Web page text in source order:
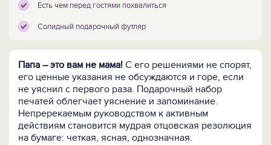
Есть чем перед гостями похвалиться
Солидный подарочный футляр
Папа – это вам не мама! С его решениями не спорят,
его ценные указания не обсуждаются и горе, если
не уяснил с первого раза. Подарочный набор
печатей облегчает уяснение и запоминание.
Непререкаемым руководством к активным
действиям становится мудрая отцовская резолюция
на бумаге: четкая, ясная, однозначная.